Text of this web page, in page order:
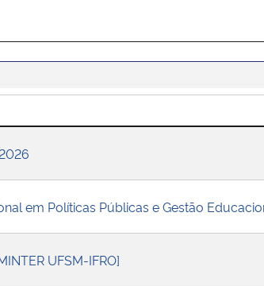
em Políticas Públicas e Gestão
UFSM-IFRO]